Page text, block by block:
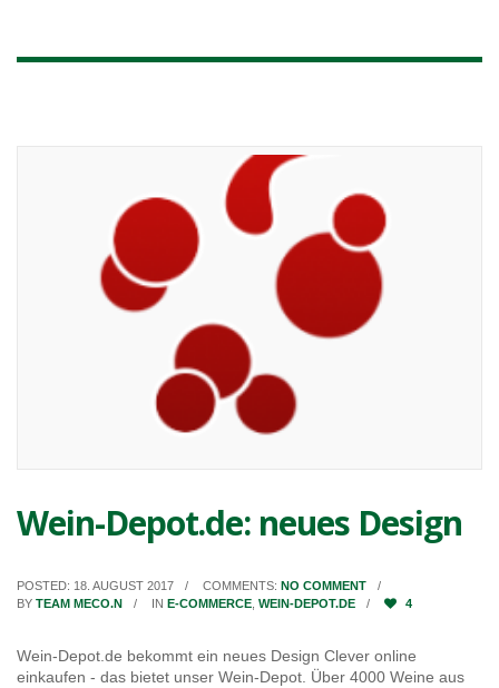
Wein-Depot.de: neues Design
POSTED: 18. AUGUST 2017 COMMENTS: NO COMMENT
BY TEAM MECO.N IN E-COMMERCE WEIN-DEPOT.DE 4
Wein-Depot.de bekommt ein neues Design Clever online
einkaufen - das bietet unser Wein-Depot. Über 4000 Weine aus